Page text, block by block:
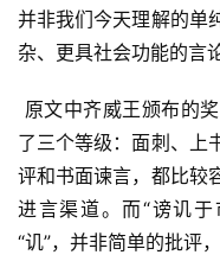
并非我们今天理解的单
杂、更具社会功能的言
了三个等级：面刺、上
评和书面谏言，都比较
进言渠道。而“谤讥
“讥”，并非简单的批评